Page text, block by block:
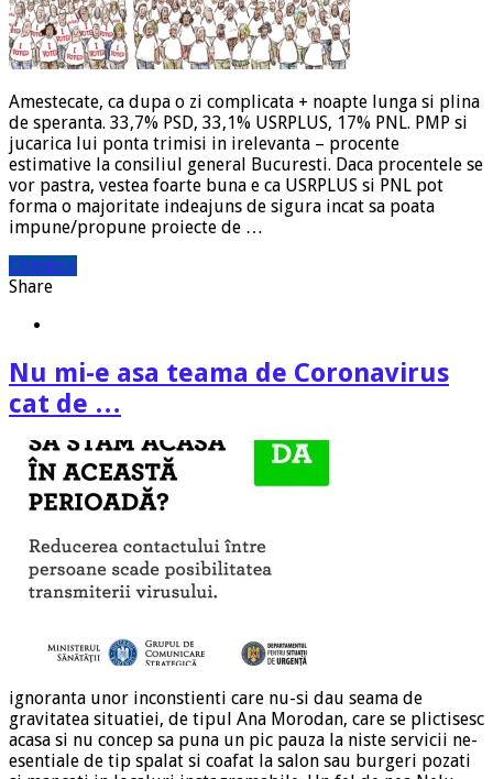
Amestecate, ca dupa o zi complicata + noapte lunga si plina
de speranta. 33,7% PSD, 33,1% USRPLUS, 17% PNL. PMP si
jucarica lui ponta trimisi in irelevanta – procente
estimative la consiliul general Bucuresti. Daca procentele se
vor pastra, vestea foarte buna e ca USRPLUS si PNL pot
forma o majoritate indeajuns de sigura incat sa poata
impune/propune proiecte de …
Citeste »
Share
Nu mi-e asa teama de Coronavirus
cat de …
ignoranta unor inconstienti care nu-si dau seama de
gravitatea situatiei, de tipul Ana Morodan, care se plictisesc
acasa si nu concep sa puna un pic pauza la niste servicii ne-
esentiale de tip spalat si coafat la salon sau burgeri pozati